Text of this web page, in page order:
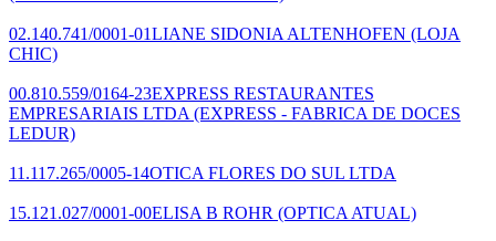
02.140.741/0001-01LIANE SIDONIA ALTENHOFEN (LOJA
CHIC)
00.810.559/0164-23EXPRESS RESTAURANTES
EMPRESARIAIS LTDA (EXPRESS - FABRICA DE DOCES
LEDUR)
11.117.265/0005-14OTICA FLORES DO SUL LTDA
15.121.027/0001-00ELISA B ROHR (OPTICA ATUAL)